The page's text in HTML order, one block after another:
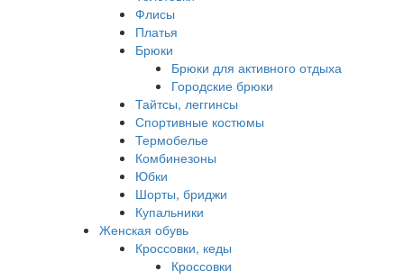
Флисы
Платья
Брюки
Брюки для активного отдыха
Городские брюки
Тайтсы, леггинсы
Спортивные костюмы
Термобелье
Комбинезоны
Юбки
Шорты, бриджи
Купальники
Женская обувь
Кроссовки, кеды
Кроссовки